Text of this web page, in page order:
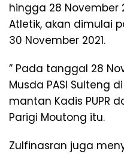
hingga 28 November
Atletik, akan dimulai
30 November 2021.
” Pada tanggal 28
Musda PASI Sulteng
mantan Kadis PUPR
Parigi Moutong itu.
Zulfinasran juga